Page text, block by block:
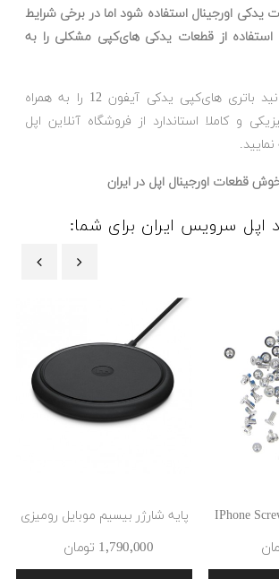
اورجینال استفاده شود اما در برخی شرایط
از قطعات یدکی های‌کپی مشکلی را به
شما عزیزان می‌توانید باتری های‌کپی یدکی آیفون 12 را به همراه
و کاملا استاندارد از فروشگاه آنلاین اپل
اورجینال اپل در ایران
اپل سرویس ایران برای شما:
پایه شارژر بیسیم موبایل رومیزی
1٬790٬000 ‎تومان